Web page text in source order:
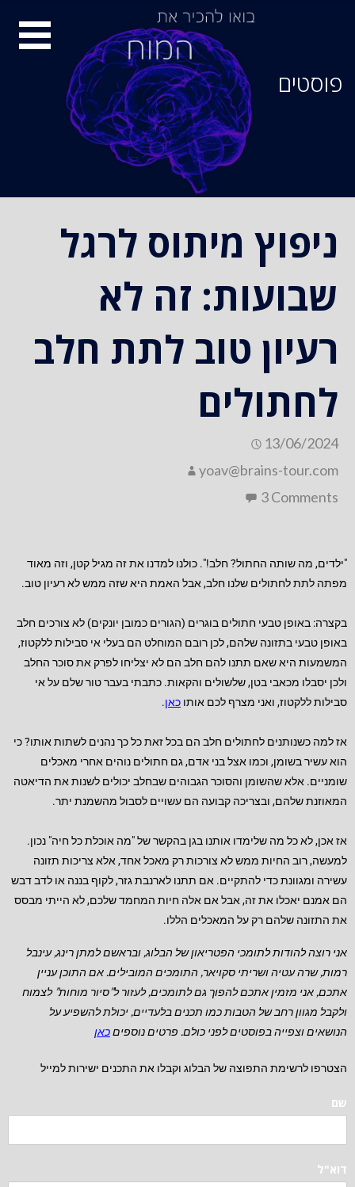
פוסטים
ניפוץ מיתוס לרגל
שבועות: זה לא
רעיון טוב לתת חלב
לחתולים
13/06/2024
yoav@brains-tour.com
3 Comments
"ילדים, מה שותה החתול? חלב!". כולנו למדנו את זה מגיל קטן, וזה מאוד
מפתה לתת לחתולים שלנו חלב, אבל האמת היא שזה ממש לא רעיון טוב.
בקצרה: באופן טבעי חתולים בוגרים (הגורים כמובן יונקים) לא צורכים חלב
באופן טבעי בתזונה שלהם, לכן רובם המוחלט הם בעלי אי סבילות ללקטוז,
המשמעות היא שאם תתנו להם חלב הם לא יצליחו לפרק את סוכר החלב
ולכן יסבלו מכאבי בטן, שלשולים והקאות. כתבתי בעבר טור שלם על אי
סבילות ללקטוז, ואני מצרף לכם אותוכאן.
אז למה כשנותנים לחתולים חלב הם בכל זאת כל כך נהנים לשתות אותו? כי
הוא עשיר בשומן, וכמו אצל בני אדם, גם חתולים נוהים אחרי מאכלים
שומניים. אלא שהשומן והסוכר הגבוהים שבחלב יכולים לשנות את הדיאטה
המאוזנת שלהם, ובצריכה קבועה הם עשויים לסבול מהשמנת יתר.
אז אכן, לא כל מה שלימדו אותנו בגן בהקשר של "מה אוכלת כל חיה" נכון.
למעשה, רוב החיות ממש לא צורכות רק מאכל אחד, אלא צריכות תזונה
עשירה ומגוונת כדי להתקיים. אם תתנו לארנבת גזר, לקוף בננה או לדב דבש
הם אמנם יאכלו את זה, אבל אם אלה חיות המחמד שלכם, לא הייתי מבסס
את התזונה שלהם רק על המאכלים הללו.
אני רוצה להודות לתומכי הפטריאון של הבלוג, ובראשם למתן רינג, עינבל
רמות, שרה עטיה ושריתי סקויאר, התומכים המובילים.אם התוכן עניין
אתכם, אני מזמין אתכם להפוך גם לתומכים, לעזור ל”סיור מוחות” לצמוח
ולקבל מגוון רחב של הטבות כמו תכנים בלעדיים, יכולת להשפיע על
הנושאים וצפייה בפוסטים לפני כולם. פרטים נוספיםכאן
הצטרפו לרשימת התפוצה של הבלוג וקבלו את התכנים ישירות למייל
שם
דוא"ל